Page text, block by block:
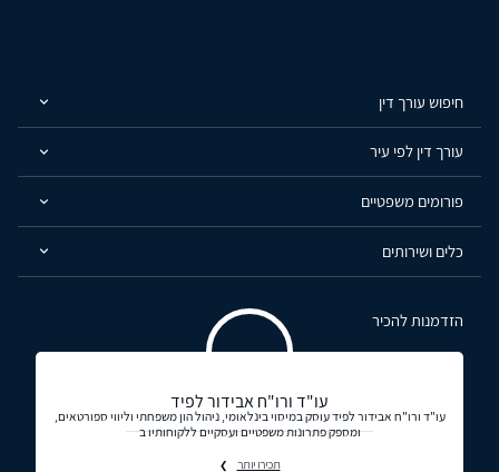
חיפוש עורך דין
עורך דין לפי עיר
פורומים משפטיים
כלים ושירותים
הזדמנות להכיר
עו"ד ורו"ח אבידור לפיד
עו"ד ורו"ח אבידור לפיד עוסק במיסוי בינלאומי, ניהול הון משפחתי וליווי ספורטאים,
ומספק פתרונות משפטיים ועסקיים ללקוחותיו ב
תכירו יותר